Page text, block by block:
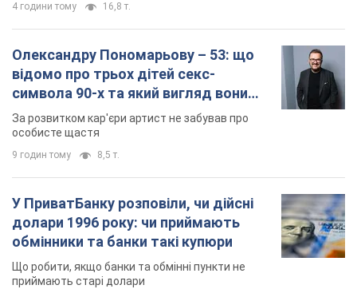
4 години тому 16,8 т.
Олександру Пономарьову – 53: що
відомо про трьох дітей секс-
символа 90-х та який вигляд вони
мають
За розвитком кар'єри артист не забував про
особисте щастя
9 годин тому 8,5 т.
У ПриватБанку розповіли, чи дійсні
долари 1996 року: чи приймають
обмінники та банки такі купюри
Що робити, якщо банки та обмінні пункти не
приймають старі долари